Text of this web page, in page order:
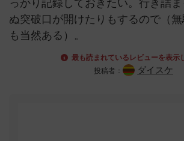
っかり記録しておきたい。行き詰
ぬ突破口が開けたりもするので（
も当然ある）。
最も読まれているレビューを表示
投稿者：
ダイスケ